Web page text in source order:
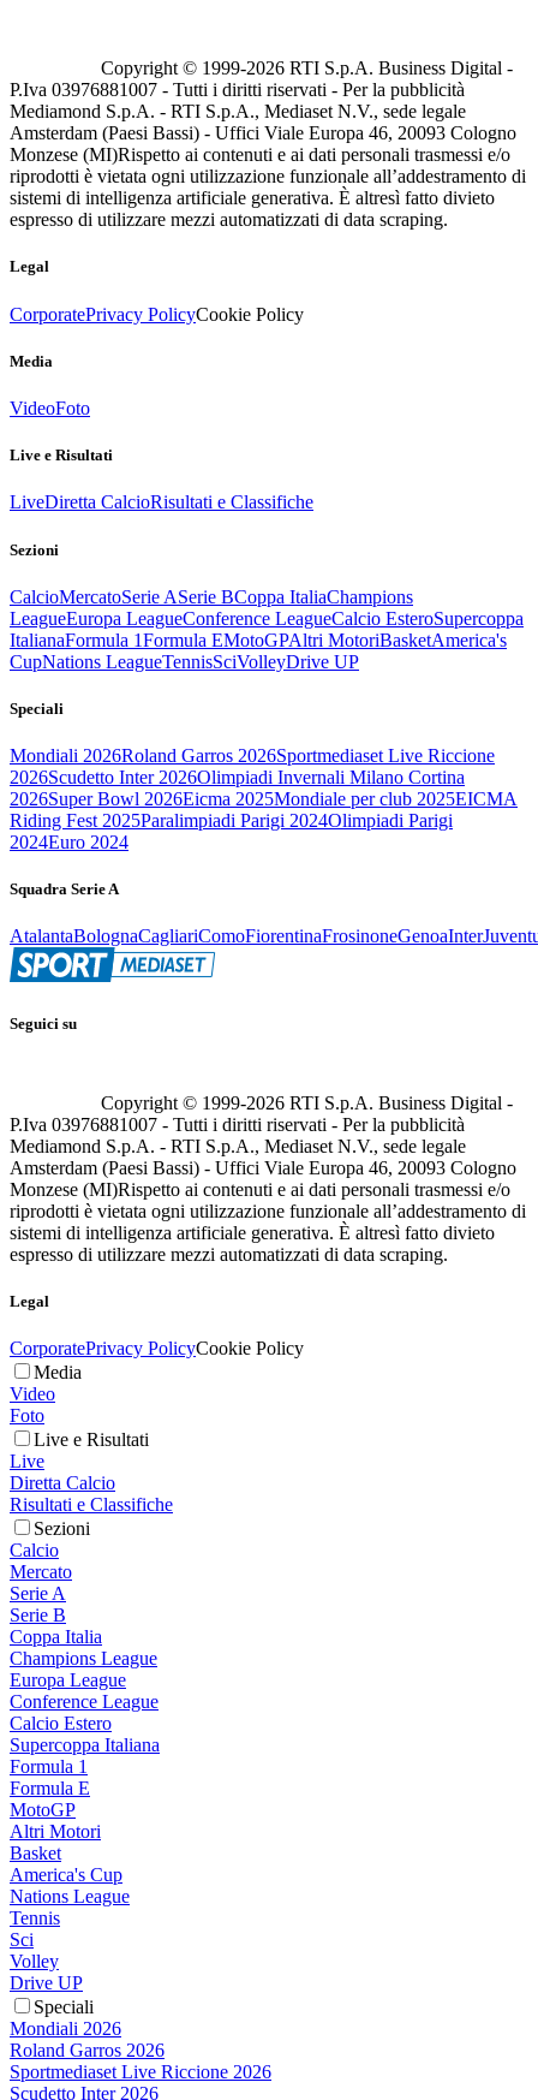
Copyright © 1999-2026 RTI S.p.A. Business Digital -
P.Iva 03976881007 - Tutti i diritti riservati - Per la pubblicità
Mediamond S.p.A. - RTI S.p.A., Mediaset N.V., sede legale
Amsterdam (Paesi Bassi) - Uffici Viale Europa 46, 20093 Cologno
Monzese (MI)Rispetto ai contenuti e ai dati personali trasmessi e/o
riprodotti è vietata ogni utilizzazione funzionale all’addestramento di
sistemi di intelligenza artificiale generativa. È altresì fatto divieto
espresso di utilizzare mezzi automatizzati di data scraping.
Legal
CorporatePrivacy PolicyCookie Policy
Media
VideoFoto
Live e Risultati
LiveDiretta CalcioRisultati e Classifiche
Sezioni
CalcioMercatoSerie ASerie BCoppa ItaliaChampions
LeagueEuropa LeagueConference LeagueCalcio EsteroSupercoppa
ItalianaFormula 1Formula EMotoGPAltri MotoriBasketAmerica's
CupNations LeagueTennisSciVolleyDrive UP
Speciali
Mondiali 2026Roland Garros 2026Sportmediaset Live Riccione
2026Scudetto Inter 2026Olimpiadi Invernali Milano Cortina
2026Super Bowl 2026Eicma 2025Mondiale per club 2025EICMA
Riding Fest 2025Paralimpiadi Parigi 2024Olimpiadi Parigi
2024Euro 2024
Squadra Serie A
AtalantaBolognaCagliariComoFiorentinaFrosinoneGenoaInter
Seguici su
Copyright © 1999-2026 RTI S.p.A. Business Digital -
P.Iva 03976881007 - Tutti i diritti riservati - Per la pubblicità
Mediamond S.p.A. - RTI S.p.A., Mediaset N.V., sede legale
Amsterdam (Paesi Bassi) - Uffici Viale Europa 46, 20093 Cologno
Monzese (MI)Rispetto ai contenuti e ai dati personali trasmessi e/o
riprodotti è vietata ogni utilizzazione funzionale all’addestramento di
sistemi di intelligenza artificiale generativa. È altresì fatto divieto
espresso di utilizzare mezzi automatizzati di data scraping.
Legal
CorporatePrivacy PolicyCookie Policy
Media
Video
Foto
Live e Risultati
Live
Diretta Calcio
Risultati e Classifiche
Sezioni
Calcio
Mercato
Serie A
Serie B
Coppa Italia
Champions League
Europa League
Conference League
Calcio Estero
Supercoppa Italiana
Formula 1
Formula E
MotoGP
Altri Motori
Basket
America's Cup
Nations League
Tennis
Sci
Volley
Drive UP
Speciali
Mondiali 2026
Roland Garros 2026
Sportmediaset Live Riccione 2026
Scudetto Inter 2026